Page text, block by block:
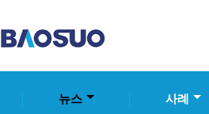
뉴스 사례